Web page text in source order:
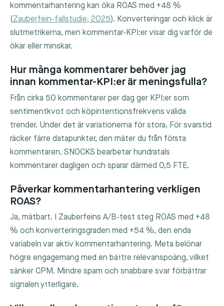
kommentarhantering kan öka ROAS med +48 %
(Zauberfein-fallstudie, 2025). Konverteringar och klick är
slutmetrikerna, men kommentar-KPI:er visar dig varför de
ökar eller minskar.
Hur många kommentarer behöver jag
innan kommentar-KPI:er är meningsfulla?
Från cirka 50 kommentarer per dag ger KPI:er som
sentimentkvot och köpintentionsfrekvens valida
trender. Under det är variationerna för stora. För svarstid
räcker färre datapunkter, den mäter du från första
kommentaren. SNOCKS bearbetar hundratals
kommentarer dagligen och sparar därmed 0,5 FTE.
Påverkar kommentarhantering verkligen
ROAS?
Ja, mätbart. I Zauberfeins A/B-test steg ROAS med +48
% och konverteringsgraden med +54 %, den enda
variabeln var aktiv kommentarhantering. Meta belönar
högre engagemang med en bättre relevanspoäng, vilket
sänker CPM. Mindre spam och snabbare svar förbättrar
signalen ytterligare.